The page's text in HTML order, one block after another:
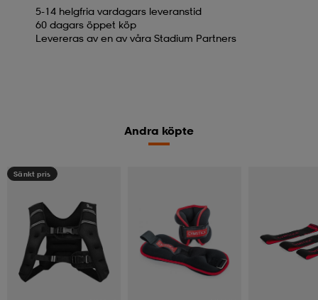
5-14 helgfria vardagars leveranstid
60 dagars öppet köp
Levereras av en av våra Stadium Partners
Andra köpte
Sänkt pris